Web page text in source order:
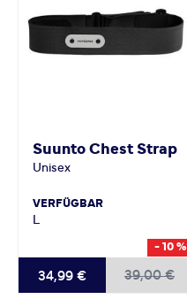
- 10 %
Suunto Chest Strap
Unisex
VERFÜGBAR
L
34,99 € 39,00 €